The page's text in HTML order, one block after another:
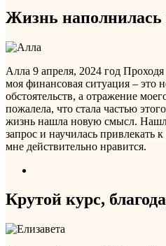
Жизнь
Алла 9 апреля, 2024 год Проходя
моя финансовая ситуация – это
обстоятельств, а отражение
пожалела, что стала частью
жизнь нашла новую смысл.
запрос и научилась привлекать
мне действительно нравится.
Крутой курс,